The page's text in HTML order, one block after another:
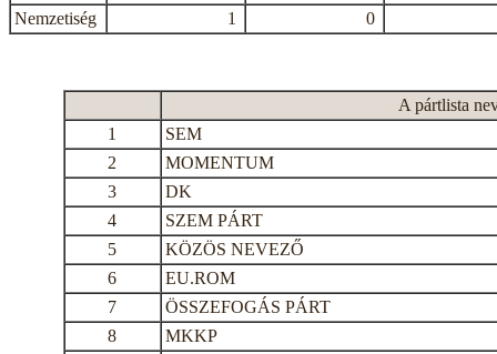
Nemzetiség
1 0
A pártlista
1
SEM
2
MOMENTUM
3
DK
4
SZEM PÁRT
5
KÖZÖS NEVEZŐ
6
EU.ROM
7
ÖSSZEFOGÁS PÁRT
8
MKKP